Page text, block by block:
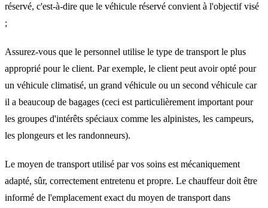
réservé, c'est-à-dire que le véhicule réservé convient à l'objectif visé
;
Assurez-vous que le personnel utilise le type de transport le plus
approprié pour le client. Par exemple, le client peut avoir opté pour
un véhicule climatisé, un grand véhicule ou un second véhicule car
il a beaucoup de bagages (ceci est particulièrement important pour
les groupes d'intérêts spéciaux comme les alpinistes, les campeurs,
les plongeurs et les randonneurs).
Le moyen de transport utilisé par vos soins est mécaniquement
adapté, sûr, correctement entretenu et propre. Le chauffeur doit être
informé de l'emplacement exact du moyen de transport dans